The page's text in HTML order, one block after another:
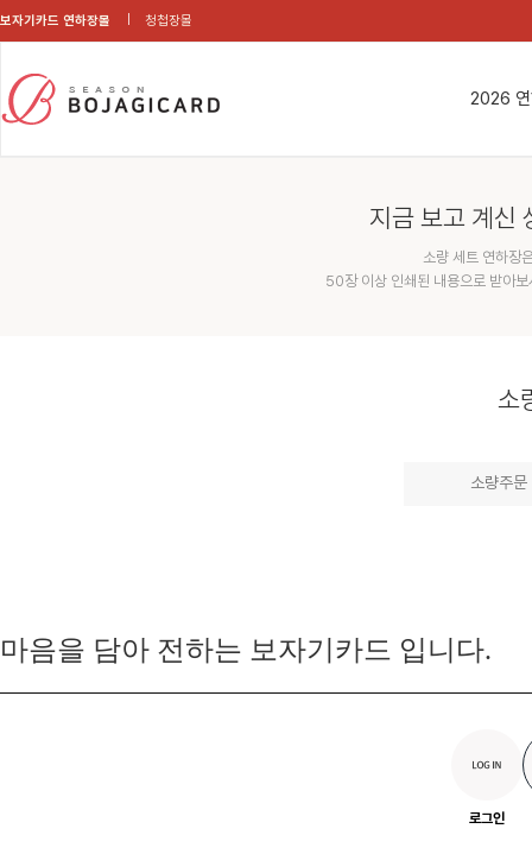
보자기카드 연하장몰 청첩장몰
2026
지금 보고 계신
소량 세트 연하장
50장 이상 인쇄된 내용으로 받아
소
소량주문
마음을 담아 전하는 보자기카드 입니다.
로그인